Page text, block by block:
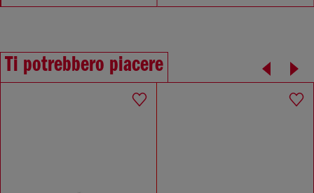
Ti potrebbero piacere